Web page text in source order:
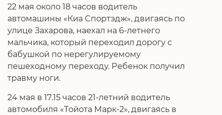
22 мая около 18 часов водитель
автомашины «Киа Спортэдж», двигаясь по
улице Захарова, наехал на 6-летнего
мальчика, который переходил дорогу с
бабушкой по нерегулируемому
пешеходному переходу. Ребенок получил
травму ноги.
24 мая в 17.15 часов 21-летний водитель
автомобиля «Тойота Марк-2», двигаясь в